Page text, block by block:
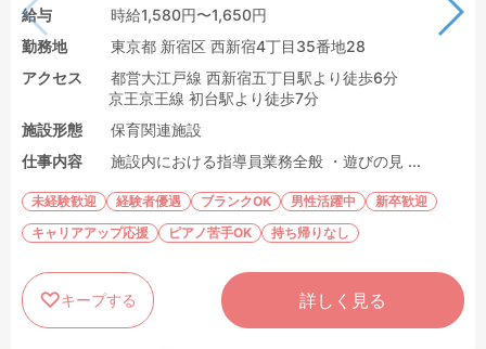
給与
時給1,580円〜1,650円
勤務地
東京都 新宿区 西新宿4丁目35番地28
アクセス
都営大江戸線 西新宿五丁目駅より徒歩6分
京王京王線 初台駅より徒歩7分
施設形態
保育関連施設
仕事内容
施設内における指導員業務全般 ・遊びの見 ...
未経験歓迎 経験者優遇 ブランクOK 男性活躍中
新卒歓迎
キャリアアップ応援
ピアノ苦手OK 持ち帰りなし
キープする 詳しく見る